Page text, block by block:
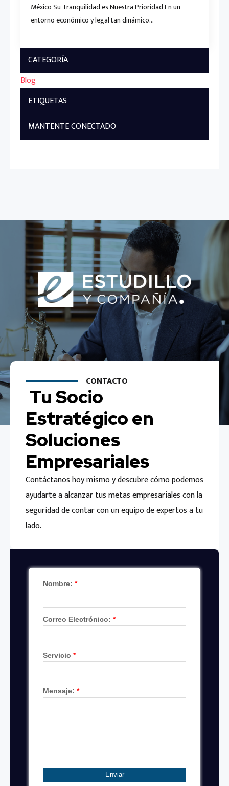
México Su Tranquilidad es Nuestra Prioridad En un
entorno económico y legal tan dinámico…
CATEGORÍA
Blog
ETIQUETAS
MANTENTE CONECTADO
CONTACTO
Tu Socio
Estratégico en
Soluciones
Empresariales
Contáctanos hoy mismo y descubre cómo podemos
ayudarte a alcanzar tus metas empresariales con la
seguridad de contar con un equipo de expertos a tu
lado.